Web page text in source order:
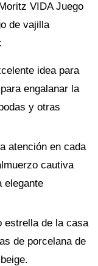
VIDA Juego
de vajilla
idea para
engalanar la
y otras
atención en cada
cautiva
elegante
estrella de la casa
de porcelana de